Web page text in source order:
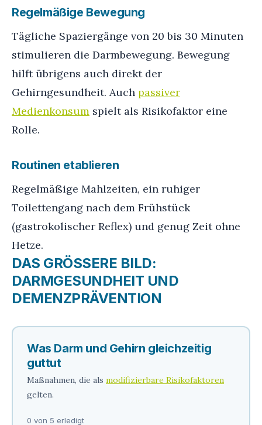
Regelmäßige Bewegung
Tägliche Spaziergänge von 20 bis 30 Minuten
stimulieren die Darmbewegung. Bewegung
hilft übrigens auch direkt der
Gehirngesundheit. Auch passiver
Medienkonsum spielt als Risikofaktor eine
Rolle.
Routinen etablieren
Regelmäßige Mahlzeiten, ein ruhiger
Toilettengang nach dem Frühstück
(gastrokolischer Reflex) und genug Zeit ohne
Hetze.
DAS GRÖSSERE BILD: D
ARMGESUNDHEIT UND D
EMENZPRÄVENTION
Was Darm und Gehirn gleichzeitig
guttut
Maßnahmen, die als modifizierbare Risikofaktoren
gelten.
0 von 5 erledigt